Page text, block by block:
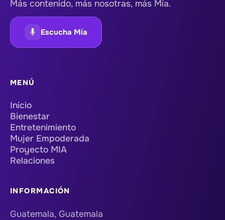
Más contenido, más nosotras, más Mía.
Escucha Mía
MENÚ
Inicio
Bienestar
Entretenimiento
Mujer Empoderada
Proyecto MIA
Relaciones
INFORMACIÓN
Guatemala, Guatemala